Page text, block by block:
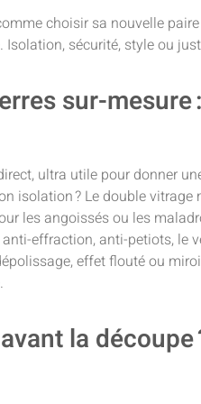
choisir sa nouvelle
Isolation, sécurité, style ou
sur-
ultra utile pour donner
isolation ? Le double
les angoissés ou les
effraction, anti-petiots, le
effet flouté ou
la